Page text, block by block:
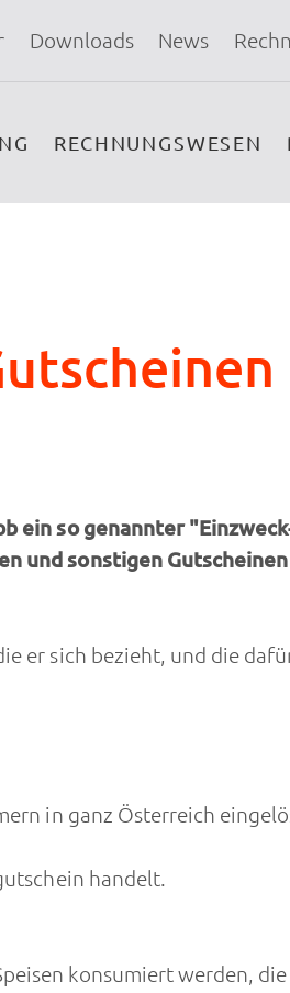
Downloads News
RECHNUNGSWESEN
ein so genannter
und sonstigen
er sich bezieht, und die
in ganz Österreich
handelt.
konsumiert werden,